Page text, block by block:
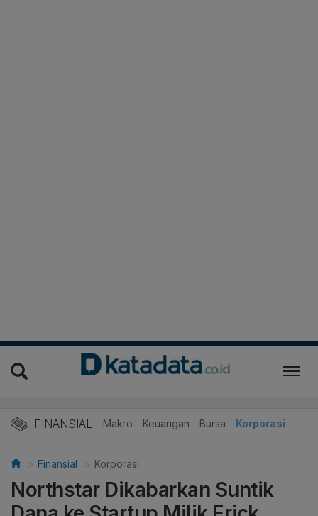
FINANSIAL Makro Keuangan Bursa Korporasi
Finansial Korporasi
Northstar Dikabarkan Suntik